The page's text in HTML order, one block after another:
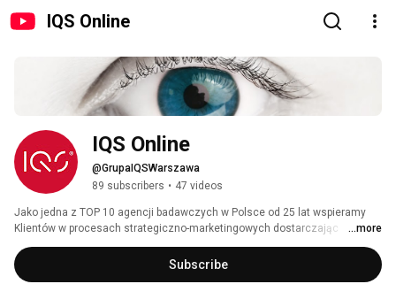
IQS Online
IQS Online
@GrupaIQSWarszawa
89 subscribers • 47 videos
Jako jedna z TOP 10 agencji badawczych w Polsce od 25 lat wspieramy
Klientów w procesach strategiczno-marketingowych dostarczając
wartościowych rekomendacji biznesowych. Nasze narzędzia i produkty
badawcze pozwalają klientom zrozumieć rynek i konsumenta w zmiennym
otoczeniu konkurencyjnym.
...more
Subscribe